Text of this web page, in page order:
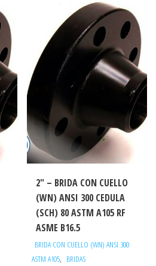
2″ – BRIDA CON CUELLO
(WN) ANSI 300 CEDULA
(SCH) 80 ASTM A105 RF
ASME B16.5
BRIDA CON CUELLO (WN) ANSI 300
ASTM A105, BRIDAS